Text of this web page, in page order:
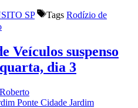
SP Tags Rodízio de
Veículos suspenso
dia 3